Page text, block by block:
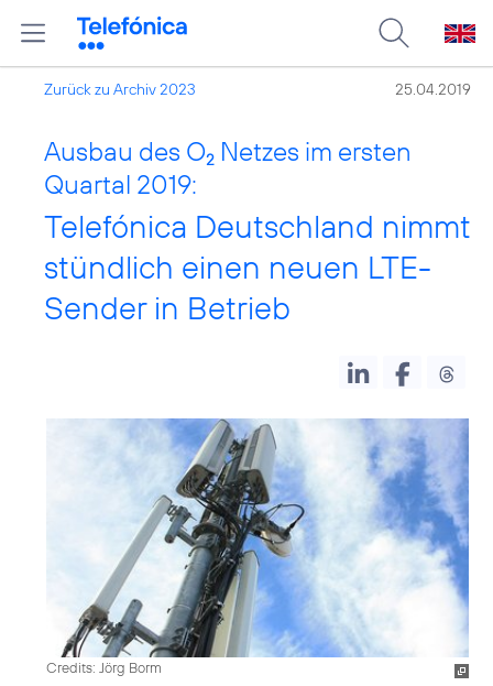
Zurück zu Archiv 2023 25.04.2019
Ausbau des O2 Netzes im ersten
Quartal 2019:
Telefónica Deutschland nimmt
stündlich einen neuen LTE-
Sender in Betrieb
Credits: Jörg Borm